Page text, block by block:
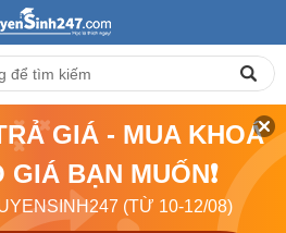
GIÁ - MUA KHOÁ
BẠN MUỐN❗
(TỪ 10-12/08)